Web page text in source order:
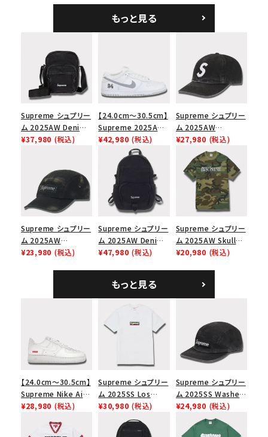
シックロゴ 6パネルキ
ャップ ブラック
もっと見る
Supreme シュプリー
ム 2025AW Denim
Shoulder Bag デニ
¥37,980 (税込)
【24.0cm～30.5cm】
Supreme 2025AW
Nike SB Dunk Low
ナイキ SB ダンク ロ
ー スニーカー ホワイ
¥42,980 (税込)
Supreme シュプリー
ム 2025AW
Pigment Coated
2-Tone S Logo 6-
Panel Cap ピグメン
トコーテッド 2トーン
エスロゴ 6パネルキャ
ップ ブラック
¥27,980 (税込)
Supreme シュプリー
ム 2025AW
Overdyed Camp
¥23,980 (税込)
Supreme シュプリー
ム 2025AW Denim
Backpack デニム バ
¥47,980 (税込)
Supreme シュプリー
ム 2025AW Skull
Tee スカル Tシャ
¥20,980 (税込)
もっと見る
【24.0cm～30.5cm】
Supreme Nike Air
Force 1 Low シュプ
ース１スニーカー シ
¥28,980 (税込)
Supreme シュプリー
ム 2025SS Los
Angeles Fire Relief
Box Logo Tee ファ
イヤーリリーフボック
¥30,980 (税込)
Supreme シュプリー
ム 2025SS Washed
Chino Twill Camp
Cap ウォッシュチノツ
イルキャンプキャップ
¥24,980 (税込)